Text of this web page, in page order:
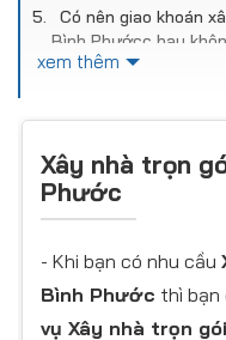
Có nên giao khoán
Bình Phướcc hay
Vì sao có sự khác
Vì sao bạn chọn
Công trình xây nhà
VIỆT
Hậu mãi và bảo hành
trọn gói tại Bù Đăng
xem thêm
Xây nhà trọn
Phước
- Khi bạn có nhu cầu
Bình Phước thì bạn
vụ Xây nhà trọn